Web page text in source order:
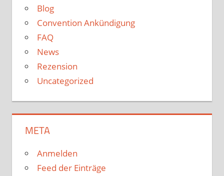
Blog
Convention Ankündigung
FAQ
News
Rezension
Uncategorized
META
Anmelden
Feed der Einträge